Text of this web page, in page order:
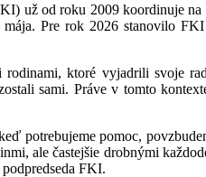
už od roku 2009 koordinuje
Pre rok 2026 stanovilo
ktoré vyjadrili svoje
sami. Práve v tomto
potrebujeme pomoc,
ale častejšie drobnými
FKI.